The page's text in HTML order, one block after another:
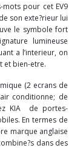
pour cet EV9
son exte?rieur lui
le symbole fort
lumineuse
a l’interieur, on
et bien-etre.
(2 ecrans de
conditionne; de
KIA de portes-
En termes de
marque anglaise
dans des